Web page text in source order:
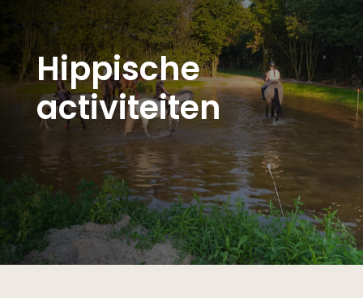
Hippische
activiteiten